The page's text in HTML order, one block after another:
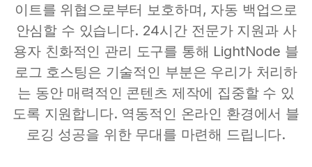
이트를 위협으로부터 보호하며, 자동 백업으로
안심할 수 있습니다. 24시간 전문가 지원과 사
용자 친화적인 관리 도구를 통해 LightNode 블
로그 호스팅은 기술적인 부분은 우리가 처리하
는 동안 매력적인 콘텐츠 제작에 집중할 수 있
도록 지원합니다. 역동적인 온라인 환경에서 블
로깅 성공을 위한 무대를 마련해 드립니다.